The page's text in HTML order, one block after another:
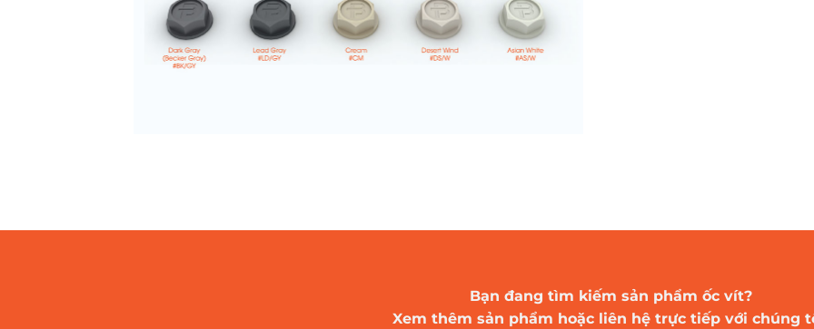
Bạn đang tìm kiếm sản phẩm ốc vít?
Xem thêm sản phẩm hoặc liên hệ trực tiếp với chúng